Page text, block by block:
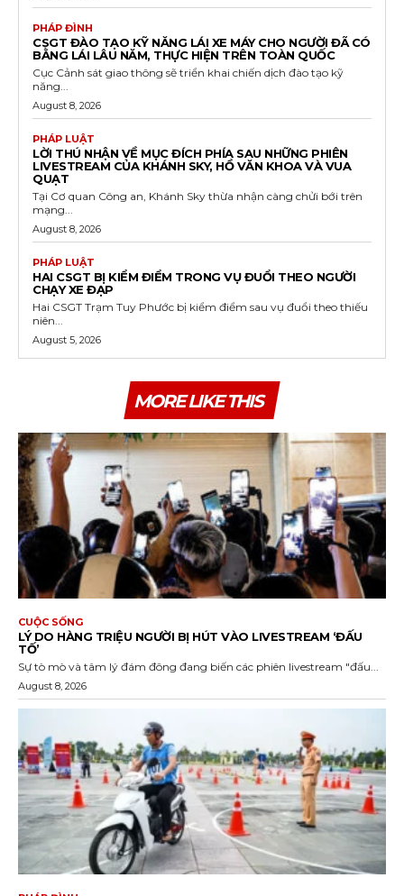
PHÁP ĐÌNH
CSGT ĐÀO TẠO KỸ NĂNG LÁI XE MÁY CHO NGƯỜI ĐÃ CÓ
BẰNG LÁI LÂU NĂM, THỰC HIỆN TRÊN TOÀN QUỐC
Cục Cảnh sát giao thông sẽ triển khai chiến dịch đào tạo kỹ
năng...
August 8, 2026
PHÁP LUẬT
LỜI THÚ NHẬN VỀ MỤC ĐÍCH PHÍA SAU NHỮNG PHIÊN
LIVESTREAM CỦA KHÁNH SKY, HỒ VĂN KHOA VÀ VUA
QUẠT
Tại Cơ quan Công an, Khánh Sky thừa nhận càng chửi bới trên
mạng...
August 8, 2026
PHÁP LUẬT
HAI CSGT BỊ KIỂM ĐIỂM TRONG VỤ ĐUỔI THEO NGƯỜI
CHẠY XE ĐẠP
Hai CSGT Trạm Tuy Phước bị kiểm điểm sau vụ đuổi theo thiếu
niên...
August 5, 2026
MORE LIKE THIS
CUỘC SỐNG
LÝ DO HÀNG TRIỆU NGƯỜI BỊ HÚT VÀO LIVESTREAM ‘ĐẤU
TỐ’
Sự tò mò và tâm lý đám đông đang biến các phiên livestream "đấu...
August 8, 2026